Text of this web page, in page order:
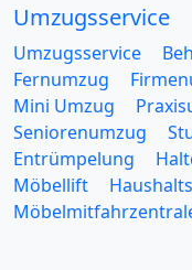
Umzugsservice
Umzugsservice
Fernumzug
Mini Umzug
Seniorenumzug
Entrümpelung
Möbellift